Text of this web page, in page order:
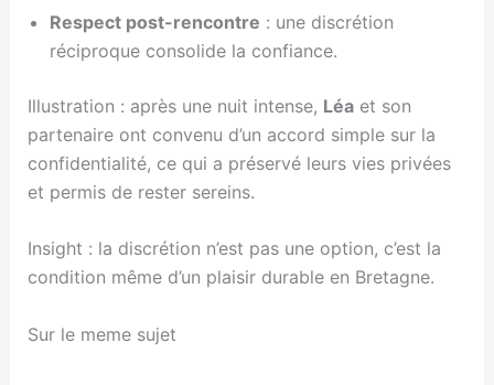
Respect post-rencontre : une discrétion
réciproque consolide la confiance.
Illustration : après une nuit intense, Léaet son
partenaire ont convenu d’un accord simple sur la
confidentialité, ce qui a préservé leurs vies privées
et permis de rester sereins.
Insight : la discrétion n’est pas une option, c’est la
condition même d’un plaisir durable en Bretagne.
Sur le meme sujet